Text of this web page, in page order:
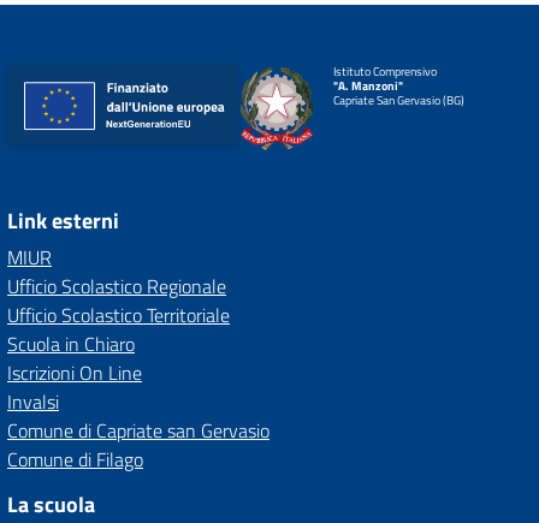
Istituto Comprensivo
"A. Manzoni"
Capriate San Gervasio (BG)
Link esterni
MIUR
Ufficio Scolastico Regionale
Ufficio Scolastico Territoriale
Scuola in Chiaro
Iscrizioni On Line
Invalsi
Comune di Capriate san Gervasio
Comune di Filago
La scuola